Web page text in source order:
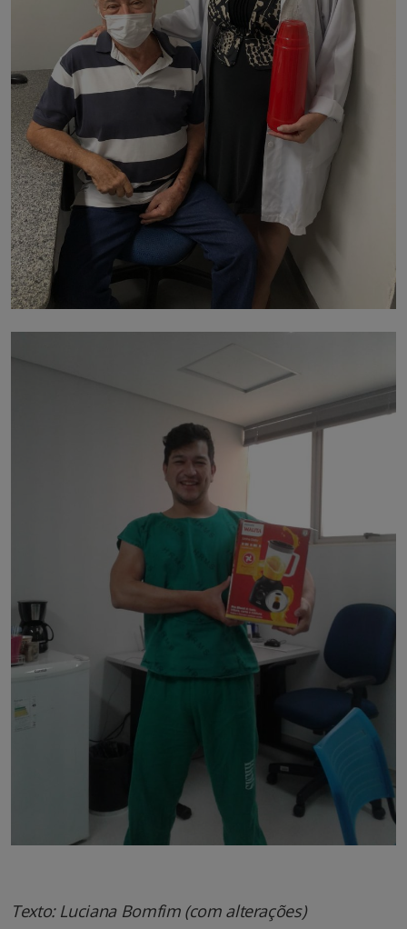
Texto: Luciana Bomfim (com alterações)